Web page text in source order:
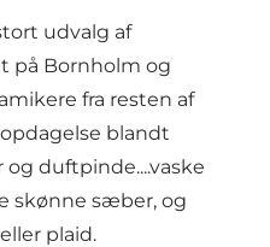
udvalg af
på Bornholm og
fra resten af
blandt
duftpinde....vaske
skønne sæber, og
plaid.